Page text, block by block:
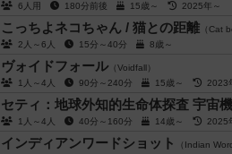
6人用
180分前後 15歳～ 2025年～
こっちよネコちゃん / 猫との距離 （Cat
2人～6人
15分～40分 8歳～
ヴォイドフォール （Voidfall）
1人～4人
90分～240分 15歳～ 2023
セティ：地球外知的生命体探査 宇宙機
1人～4人
40分～160分 14歳～ 2025
インディアンワードショット
（Indian